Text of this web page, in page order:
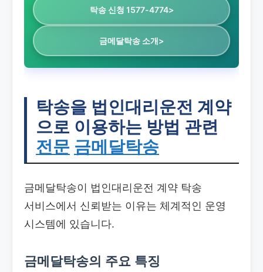
탁송 신청 1577-4774>
금메달탁송 소개>
탁송을 법인대리운전 계약
으로 이용하는 방법 관련
전문 금메달탁송
금메달탁송이 법인대리운전 계약 탁송
서비스에서 신뢰받는 이유는 체계적인 운영
시스템에 있습니다.
금메달탁송의 주요 특징